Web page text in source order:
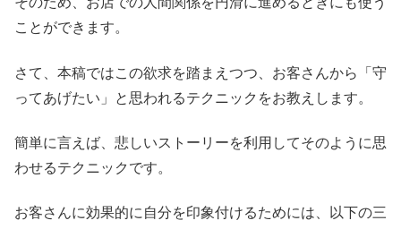
ことができます。
さて、本稿ではこの欲求を踏まえつつ、お客さんから「守
ってあげたい」と思われるテクニックをお教えします。
簡単に言えば、悲しいストーリーを利用してそのように思
わせるテクニックです。
お客さんに効果的に自分を印象付けるためには、以下の三